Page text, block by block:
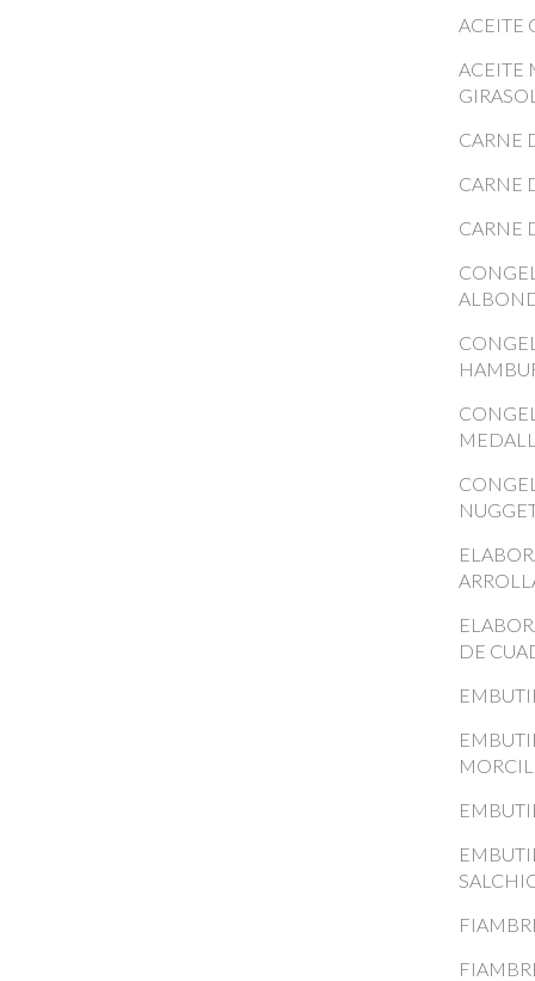
ACEITE
ACEITE
CARNE
CARNE
CARNE
DE